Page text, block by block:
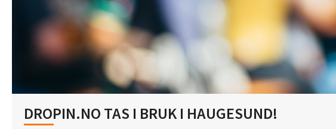
DROPIN.NO TAS I BRUK I HAUGESUND!